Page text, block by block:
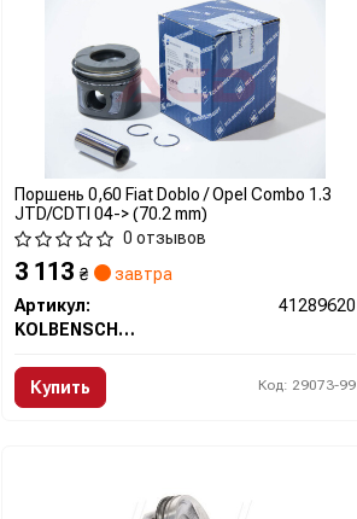
Поршень 0,60 Fiat Doblo / Opel Combo 1.3
JTD/CDTI 04-> (70.2 mm)
0 отзывов
3 113 ₴
завтра
Артикул:
41289620
KOLBENSCHMIDT
Купить Код: 29073-99